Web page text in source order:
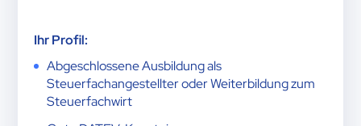
Ihr Profil:
Abgeschlossene Ausbildung als
Steuerfachangestellter oder Weiterbildung zum
Steuerfachwirt